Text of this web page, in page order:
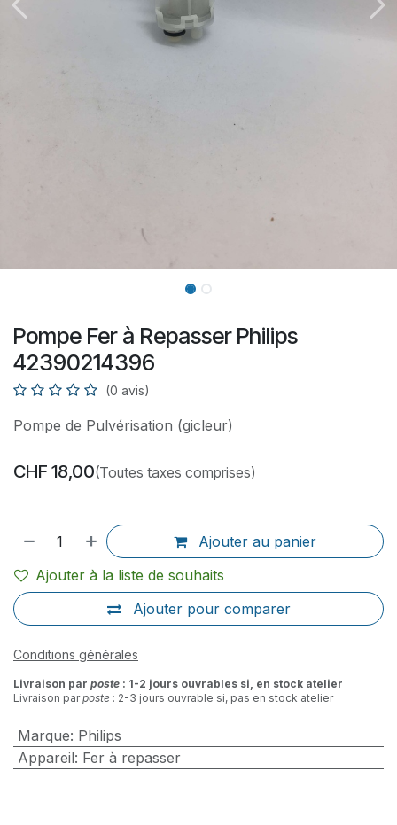
Pompe Fer à Repasser Philips
42390214396
(0 avis)
Pompe de Pulvérisation (gicleur)
CHF 18,00(Toutes taxes comprises)
Ajouter au panier
Ajouter pour comparer
Ajouter à la liste de souhaits
Conditions générales
Livraison par poste : 1-2 jours ouvrables si, en stock atelier
Livraison parposte : 2-3 jours ouvrable si, pas en stock atelier
Marque: Philips
Appareil: Fer à repasser